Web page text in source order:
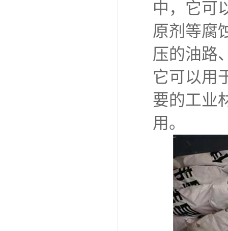
中，它可
原剂等腐
压的油路
它可以用
要的工业
用。